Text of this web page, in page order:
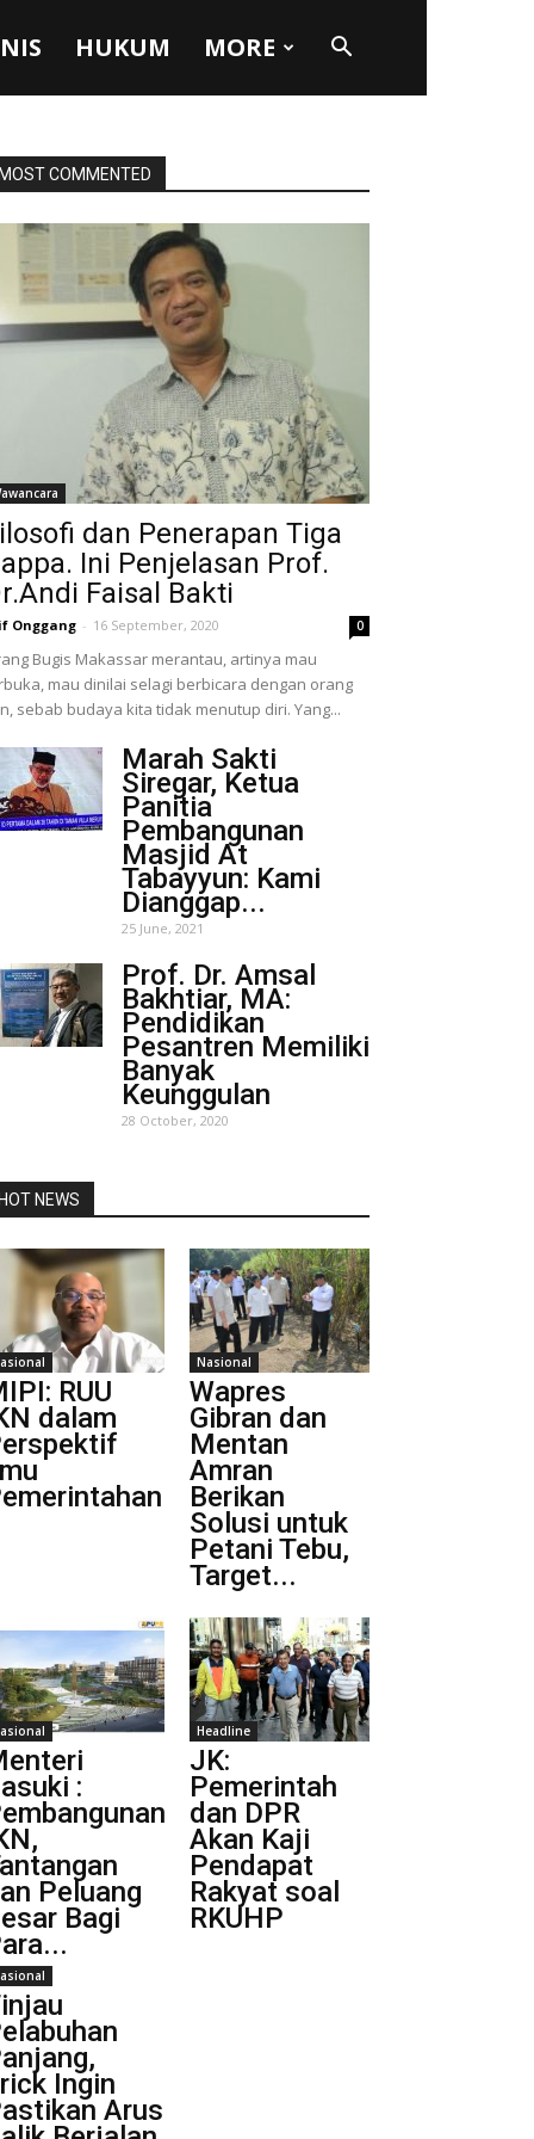
HUKUM MORE
COMMENTED
dan Penerapan Tiga
Ini Penjelasan Prof.
Faisal Bakti
Onggang - 16 September, 2020 0
Bugis Makassar merantau, artinya mau
mau dinilai selagi berbicara dengan orang
sebab budaya kita tidak menutup diri. Yang...
Marah Sakti
Siregar, Ketua
Panitia
Pembangunan
Masjid At
Tabayyun: Kami
Dianggap...
25 June, 2021
Prof. Dr. Amsal
Bakhtiar, MA:
Pendidikan
Pesantren Memiliki
Banyak
Keunggulan
28 October, 2020
NEWS
RUU
dalam
Nasional
Wapres
Gibran dan
Mentan
Amran
Berikan
Solusi untuk
Petani Tebu,
Target...
:
Peluang
Bagi
Headline
JK:
Pemerintah
dan DPR
Akan Kaji
Pendapat
Rakyat soal
RKUHP
Ingin
Arus